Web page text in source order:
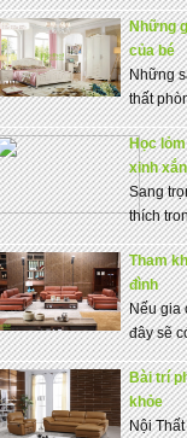
Những
của bé
Những
thất
Học
xinh xắn
Sang
thích
Tham
đình
Nếu gia
đây sẽ
Bài trí
khỏe
Nội